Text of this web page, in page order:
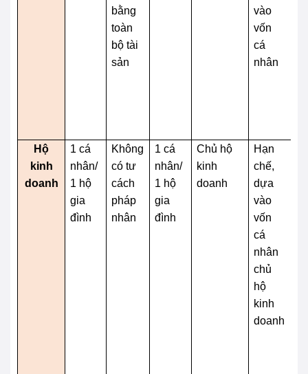
bằng
toàn
bộ tài
sản
vào
vốn
cá
nhân
Hộ
kinh
doanh
1 cá
nhân/
1 hộ
gia
đình
Không
có tư
cách
pháp
nhân
1 cá
nhân/
1 hộ
gia
đình
Chủ hộ
kinh
doanh
Hạn
chế,
dựa
vào
vốn
cá
nhân
chủ
hộ
kinh
doanh